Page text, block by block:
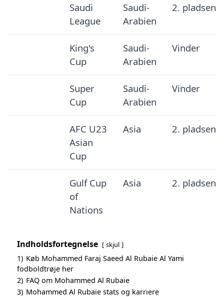
Saudi
League
Saudi-
Arabien
2. pladsen
King's
Cup
Saudi-
Arabien
Vinder
Super
Cup
Saudi-
Arabien
Vinder
AFC U23
Asian
Cup
Asia 2. pladsen
Gulf Cup
of
Nations
Asia 2. pladsen
Indholdsfortegnelse skjul
1) Køb Mohammed Faraj Saeed Al Rubaie Al Yami
fodboldtrøje her
2) FAQ om Mohammed Al Rubaie
3) Mohammed Al Rubaie stats og karriere